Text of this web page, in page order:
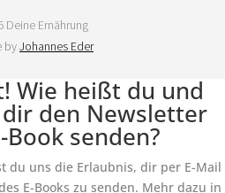
Deine Ernährung
byJohannes Eder
Wie heißt du und
den Newsletter
Book senden?
du uns die Erlaubnis, dir per E-Mail
E-Books zu senden. Mehr dazu in